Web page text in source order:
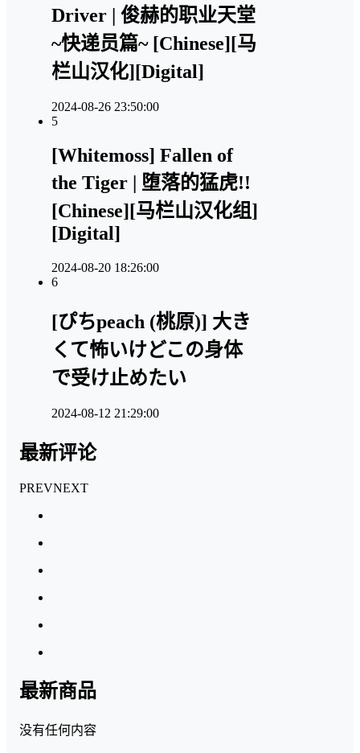
Driver | 俊赫的职业天堂
~快递员篇~ [Chinese][马
栏山汉化][Digital]
2024-08-26 23:50:00
5
[Whitemoss] Fallen of
the Tiger | 堕落的猛虎!!
[Chinese][马栏山汉化组]
[Digital]
2024-08-20 18:26:00
6
[ぴちpeach (桃原)] 大き
くて怖いけどこの身体
で受け止めたい
2024-08-12 21:29:00
最新评论
PREVNEXT
最新商品
没有任何内容